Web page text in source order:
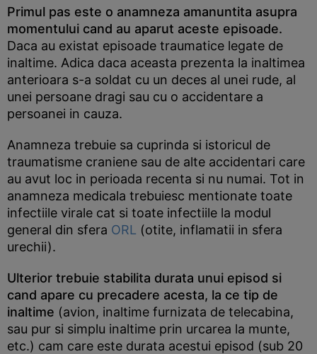
Primul pas este o anamneza amanuntita asupra
momentului cand au aparut aceste episoade.
Daca au existat episoade traumatice legate de
inaltime. Adica daca aceasta prezenta la inaltimea
anterioara s-a soldat cu un deces al unei rude, al
unei persoane dragi sau cu o accidentare a
persoanei in cauza.
Anamneza trebuie sa cuprinda si istoricul de
traumatisme craniene sau de alte accidentari care
au avut loc in perioada recenta si nu numai. Tot in
anamneza medicala trebuiesc mentionate toate
infectiile virale cat si toate infectiile la modul
general din sfera ORL (otite, inflamatii in sfera
urechii).
Ulterior trebuie stabilita durata unui episod si
cand apare cu precadere acesta, la ce tip de
inaltime (avion, inaltime furnizata de telecabina,
sau pur si simplu inaltime prin urcarea la munte,
etc.) cam care este durata acestui episod (sub 20